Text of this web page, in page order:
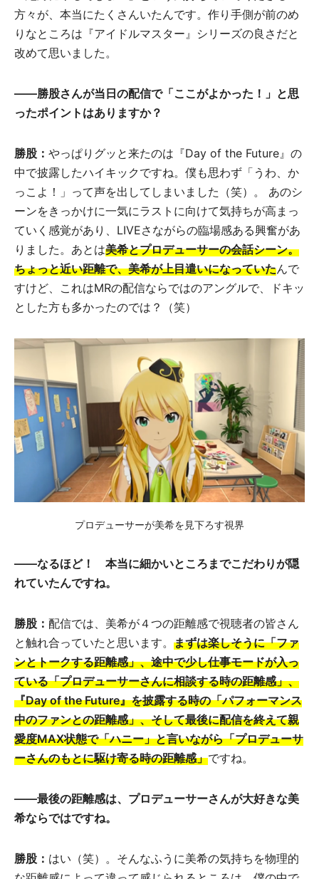
方々が、本当にたくさんいたんです。作り手側が前のめ
りなところは『アイドルマスター』シリーズの良さだと
改めて思いました。
――勝股さんが当日の配信で「ここがよかった！」と思
ったポイントはありますか？
勝股： やっぱりグッと来たのは『Day of the Future』の
中で披露したハイキックですね。僕も思わず「うわ、か
っこよ！」って声を出してしまいました（笑）。 あのシ
ーンをきっかけに一気にラストに向けて気持ちが高まっ
ていく感覚があり、LIVEさながらの臨場感ある興奮があ
りました。あとは美希とプロデューサーの会話シーン。
ちょっと近い距離で、美希が上目遣いになっていたんで
すけど、これはMRの配信ならではのアングルで、ドキッ
とした方も多かったのでは？（笑）
プロデューサーが美希を見下ろす視界
――なるほど！ 本当に細かいところまでこだわりが隠
れていたんですね。
勝股： 配信では、美希が４つの距離感で視聴者の皆さん
と触れ合っていたと思います。 まずは楽しそうに「ファ
ンとトークする距離感」、途中で少し仕事モードが入っ
ている「プロデューサーさんに相談する時の距離感」、
『Day of the Future』を披露する時の「パフォーマンス
中のファンとの距離感」、そして最後に配信を終えて親
愛度MAX状態で「ハニー」と言いながら「プロデューサ
ーさんのもとに駆け寄る時の距離感」ですね。
――最後の距離感は、プロデューサーさんが大好きな美
希ならではですね。
勝股： はい（笑）。そんなふうに美希の気持ちを物理的